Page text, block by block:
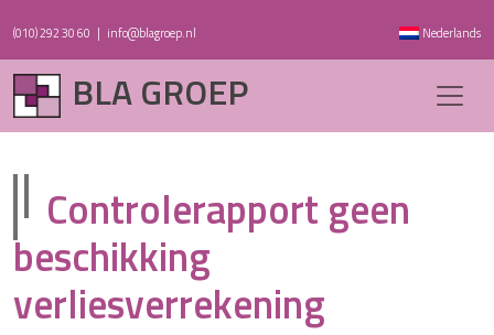
(010) 292 30 60 | info@blagroep.nl Nederlands
BLA GROEP
Controlerapport geen
beschikking
verliesverrekening